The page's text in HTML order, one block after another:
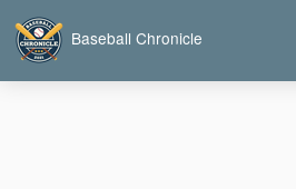
Baseball Chronicle